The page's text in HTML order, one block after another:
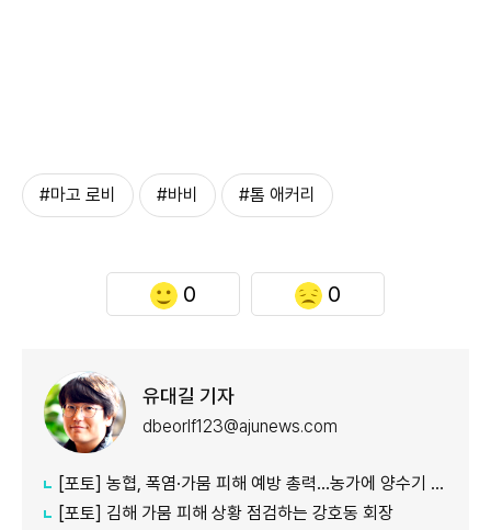
#마고 로비 #바비 #톰 애커리
0 0
유대길 기자
dbeorlf123@ajunews.com
[포토] 농협, 폭염·가뭄 피해 예방 총력…농가에 양수기 지원
[포토] 김해 가뭄 피해 상황 점검하는 강호동 회장